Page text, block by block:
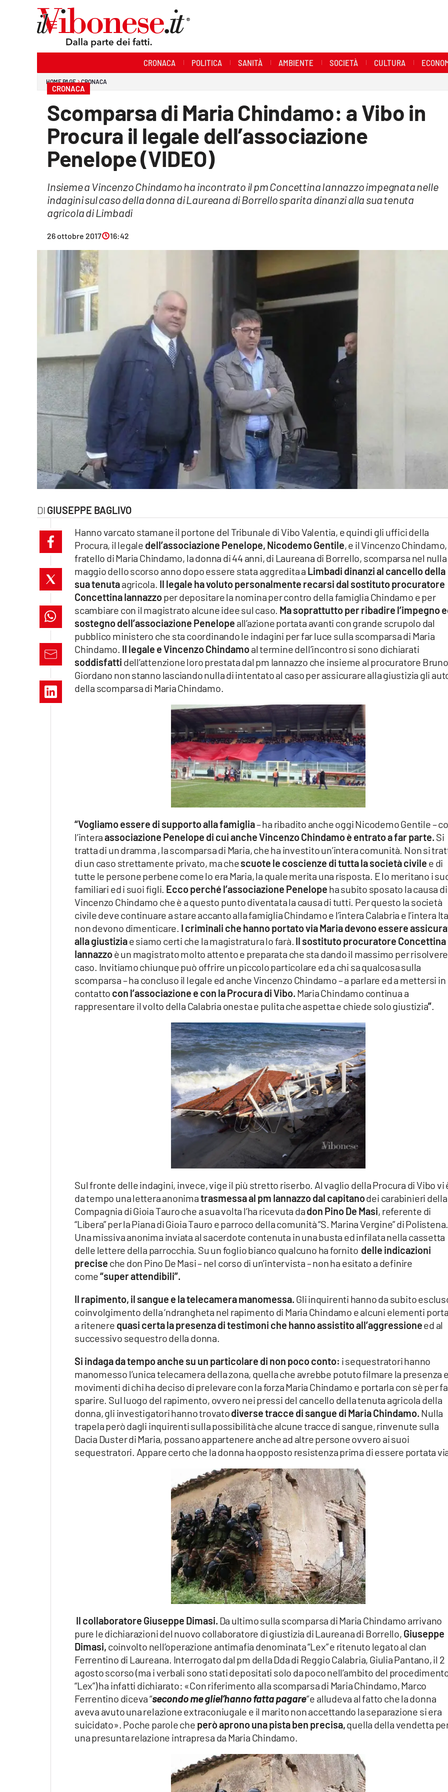
lacitymag.it
cosenzachannel.it
catanzarochannel.it
lacapitalenews.it
CRONACA POLITICA SANITÀ AMBIENTE SOCIETÀ CULTURA
HOME PAGE CRONACA
CRONACA
Scomparsa di Maria Chindamo: a Vibo in
Procura il legale dell’associazione
Penelope (VIDEO)
Insieme a Vincenzo Chindamo ha incontrato il pm Concettina Iannazzo impegnata nelle
indagini sul caso della donna di Laureana di Borrello sparita dinanzi alla sua tenuta
agricola di Limbadi
26 ottobre 2017 16:42
GIUSEPPE BAGLIVO
Hanno varcato stamane il portone del Tribunale di Vibo Valentia, e quindi gli uffici della
Procura, il legale dell’associazione Penelope, Nicodemo Gentile, e il Vincenzo
fratello di Maria Chindamo, la donna di 44 anni, di Laureana di Borrello, scomparsa nel nulla
maggio dello scorso anno dopo essere stata aggredita a Limbadi dinanzi al cancello della
sua tenutaagricola. Il legale ha voluto personalmente recarsi dal sostituto procuratore
Concettina Iannazzoper depositare la nomina per contro della famiglia Chindamo e per
scambiare con il magistrato alcune idee sul caso. Ma soprattutto per ribadire l’impegno
sostegno dell’associazione Penelope all’azione portata avanti con grande scrupolo dal
pubblico ministero che sta coordinando le indagini per far luce sulla scomparsa di Maria
Chindamo. Il legale e Vincenzo Chindamoal termine dell’incontro si sono dichiarati
soddisfatti dell’attenzione loro prestata dal pm Iannazzo che insieme al procuratore Bruno
Giordano non stanno lasciando nulla di intentato al caso per assicurare alla giustizia gli
della scomparsa di Maria Chindamo.
“Vogliamo essere di supporto alla famiglia– ha ribadito anche oggi Nicodemo Gentile –
l’interaassociazione Penelope di cui anche Vincenzo Chindamo è entrato a far parte. Si
tratta di un dramma , la scomparsa di Maria, che ha investito un’intera comunità. Non si
di un caso strettamente privato, ma chescuote le coscienze di tutta la società civile e di
tutte le persone perbene come lo era Maria, la quale merita una risposta. E lo meritano i
familiari ed i suoi figli. Ecco perché l’associazione Penelope ha subito sposato la causa di
Vincenzo Chindamo che è a questo punto diventata la causa di tutti. Per questo la società
civile deve continuare a stare accanto alla famiglia Chindamo e l’intera Calabria e l’intera
non devono dimenticare. I criminali che hanno portato via Maria devono essere
alla giustiziae siamo certi che la magistratura lo farà. Il sostituto procuratore Concettina
Iannazzoè un magistrato molto attento e preparata che sta dando il massimo per
caso. Invitiamo chiunque può offrire un piccolo particolare ed a chi sa qualcosa sulla
scomparsa – ha concluso il legale ed anche Vincenzo Chindamo – a parlare ed a mettersi in
contatto con l’associazione e con la Procura di Vibo. Maria Chindamo continua a
rappresentare il volto della Calabria onesta e pulita che aspetta e chiede solo giustizia”.
Sul fronte delle indagini, invece, vige il più stretto riserbo. Al vaglio della Procura di Vibo vi
da tempo una lettera anonimatrasmessa al pm Iannazzodal capitanodei carabinieri della
Compagnia di Gioia Tauro che a sua volta l’ha ricevuta dadon Pino De Masi, referente di
“Libera” per la Piana di Gioia Tauro e parroco della comunità “S. Marina Vergine” di Polistena.
Una missiva anonima inviata al sacerdote contenuta in una busta ed infilata nella cassetta
delle lettere della parrocchia. Su un foglio bianco qualcuno ha fornito delle indicazioni
precise che don Pino De Masi – nel corso di un’intervista – non ha esitato a definire
come“super attendibili”.
Il rapimento, il sangue e la telecamera manomessa. Gli inquirenti hanno da subito
coinvolgimento della ‘ndrangheta nel rapimento di Maria Chindamo e alcuni elementi
a ritenere quasi certa la presenza di testimoni che hanno assistito all’aggressioneed al
successivo sequestro della donna.
Si indaga da tempo anche su un particolare di non poco conto: i sequestratori hanno
manomesso l’unica telecamera della zona, quella che avrebbe potuto filmare la presenza
movimenti di chi ha deciso di prelevare con la forza Maria Chindamo e portarla con sè per
sparire. Sul luogo del rapimento, ovvero nei pressi del cancello della tenuta agricola della
donna, gli investigatori hanno trovatodiverse tracce di sangue di Maria Chindamo. Nulla
trapela però dagli inquirenti sulla possibilità che alcune tracce di sangue, rinvenute sulla
Dacia Duster di Maria, possano appartenere anche ad altre persone ovvero ai suoi
sequestratori. Appare certo che la donna ha opposto resistenza prima di essere portata
Il collaboratore Giuseppe Dimasi. Da ultimo sulla scomparsa di Maria Chindamo arrivano
pure le dichiarazioni del nuovo collaboratore di giustizia di Laureana di Borrello, Giuseppe
Dimasi, coinvolto nell’operazione antimafia denominata “Lex” e ritenuto legato al clan
Ferrentino di Laureana. Interrogato dal pm della Dda di Reggio Calabria, Giulia Pantano, il 2
agosto scorso (ma i verbali sono stati depositati solo da poco nell’ambito del
“Lex”) ha infatti dichiarato: «Con riferimento alla scomparsa di Maria Chindamo, Marco
Ferrentino diceva “secondo me gliel’hanno fatta pagare“e alludeva al fatto che la donna
aveva avuto una relazione extraconiugale e il marito non accettando la separazione si era
suicidato». Poche parole che però aprono una pista ben precisa,quella della vendetta
una presunta relazione intrapresa da Maria Chindamo.